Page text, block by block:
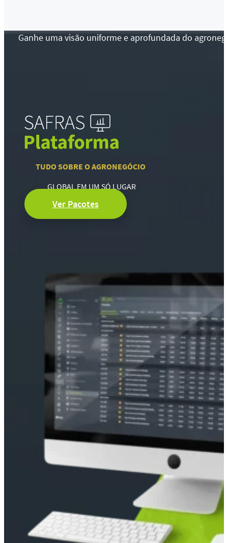
Ganhe uma visão uniforme e aprofundada do
TUDO SOBRE O AGRONEGÓCIO
GLOBAL EM UM SÓ LUGAR
Ver Pacotes